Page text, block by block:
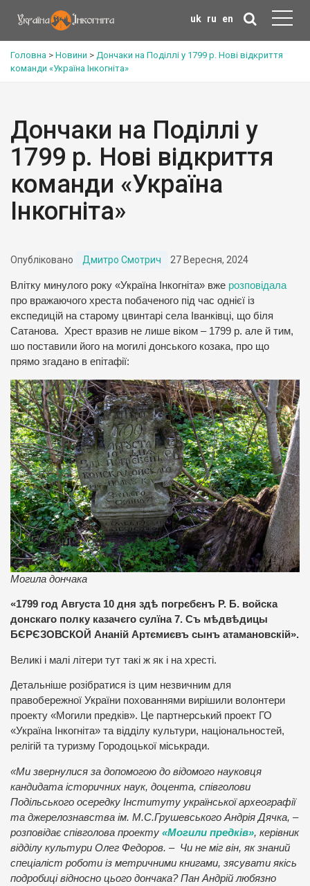
uk ru en
Головна > Новини > Дончаки на Поділлі у 1799 р. Нові відкриття
команди «Україна Інкогніта»
Дончаки на Поділлі у
1799 р. Нові відкриття
команди «Україна
Інкогніта»
Опубліковано Дмитро Смотрич 27 Вересня, 2024
Влітку минулого року «Україна Інкогніта» вже розповідала
про вражаючого хреста побаченого під час однієї із
експедицій на старому цвинтарі села Іванківці, що біля
Сатанова. Хрест вразив не лише віком – 1799 р. але й тим,
шо поставили його на могилі донського козака, про що
прямо згадано в епітафії:
Могила дончака
«1799 год Августа 10 дня здѣ погрєбєнъ Р. Б. войска
донскаго полку казачєго сулїна 7. Съ мѣдвѣдицы
БЄРЄЗОВСКОЙ Ананій Артємиєвъ сынъ атамановскій».
Великі і малі літери тут такі ж як і на хресті.
Детальніше розібратися із цим незвичним для
правобережної України похованнями вирішили волонтери
проекту «Могили предків». Це партнерський проект ГО
«Україна Інкогніта» та відділу культури, національностей,
релігій та туризму Городоцької міськради.
«Ми звернулися за допомогою до відомого науковця
кандидата історичних наук, доцента, співголови
Подільського осередку Інституту української археографії
та джерелознавства ім. М.С.Грушевського Андрія Дячка, –
розповідає співголова проекту «Могили предків», керівник
відділу культури Олег Федоров. – Чи не міг він, як знаний
спеціаліст роботи із метричними книгами, зясувати якісь
подробиці відносно цього дончака? Пан Андрій любязно